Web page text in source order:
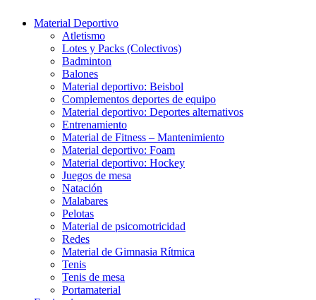
Material Deportivo
Atletismo
Lotes y Packs (Colectivos)
Badminton
Balones
Material deportivo: Beisbol
Complementos deportes de equipo
Material deportivo: Deportes alternativos
Entrenamiento
Material de Fitness – Mantenimiento
Material deportivo: Foam
Material deportivo: Hockey
Juegos de mesa
Natación
Malabares
Pelotas
Material de psicomotricidad
Redes
Material de Gimnasia Rítmica
Tenis
Tenis de mesa
Portamaterial